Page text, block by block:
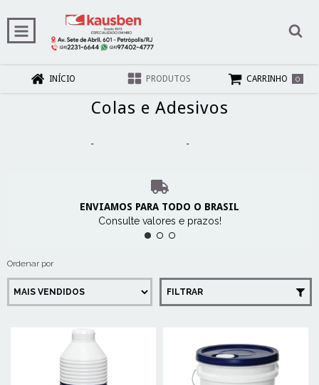
INÍCIO PRODUTOS CARRINHO 0
Colas e Adesivos
- -
ENVIAMOS PARA TODO O BRASIL
Consulte valores e prazos!
Ordenar por
FILTRAR